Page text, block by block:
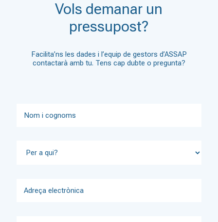
Vols demanar un
pressupost?
Facilita’ns les dades i l’equip de gestors d’ASSAP
contactarà amb tu. Tens cap dubte o pregunta?